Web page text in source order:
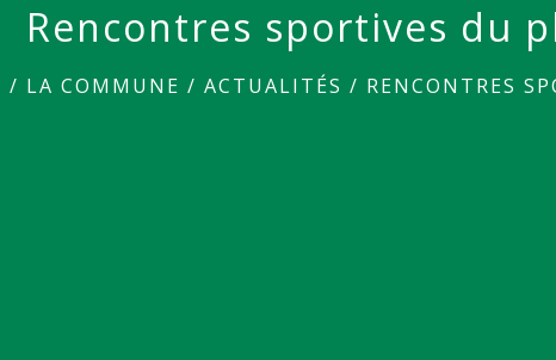
Rencontres sportives du
/ LA COMMUNE / ACTUALITÉS / RENCONTRES